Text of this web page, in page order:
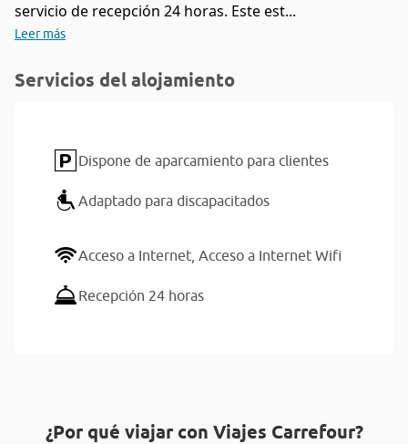
servicio de recepción 24 horas. Este est...
Leer más
Servicios del alojamiento
Dispone de aparcamiento para clientes
Adaptado para discapacitados
Acceso a Internet, Acceso a Internet Wifi
Recepción 24 horas
¿Por qué viajar con Viajes Carrefour?